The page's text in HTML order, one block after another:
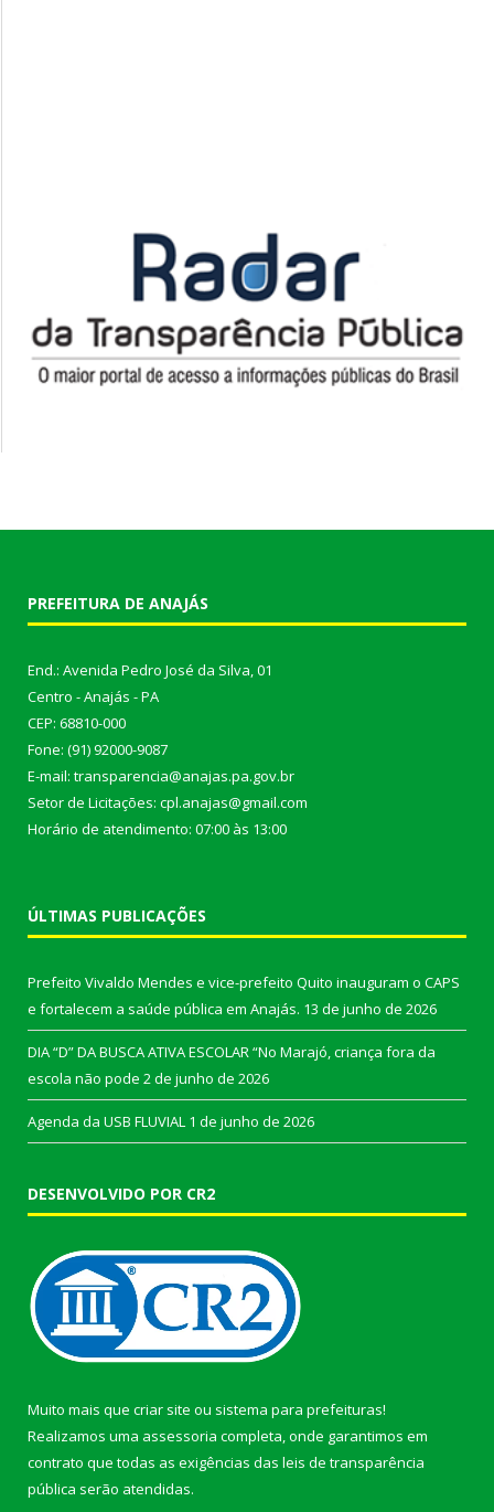
PREFEITURA DE ANAJÁS
End.: Avenida Pedro José da Silva, 01
Centro - Anajás - PA
CEP: 68810-000
Fone: (91) 92000-9087
E-mail: transparencia@anajas.pa.gov.br
Setor de Licitações: cpl.anajas@gmail.com
Horário de atendimento: 07:00 às 13:00
ÚLTIMAS PUBLICAÇÕES
Prefeito Vivaldo Mendes e vice-prefeito Quito inauguram o CAPS
e fortalecem a saúde pública em Anajás. 13 de junho de 2026
DIA “D” DA BUSCA ATIVA ESCOLAR “No Marajó, criança fora da
escola não pode 2 de junho de 2026
Agenda da USB FLUVIAL 1 de junho de 2026
DESENVOLVIDO POR CR2
Muito mais que criar site ou sistema para prefeituras!
Realizamos uma assessoria completa, onde garantimos em
contrato que todas as exigências das leis de transparência
pública serão atendidas.